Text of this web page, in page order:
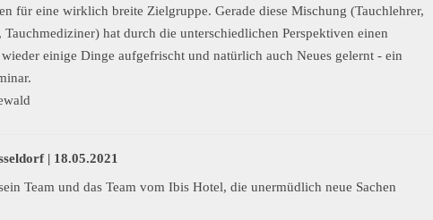
für eine wirklich breite Zielgruppe. Gerade diese Mischung (Tauchlehrer,
Tauchmediziner) hat durch die unterschiedlichen Perspektiven einen
einige Dinge aufgefrischt und natürlich auch Neues gelernt - ein
| 18.05.2021
Team und das Team vom Ibis Hotel, die unermüdlich neue Sachen